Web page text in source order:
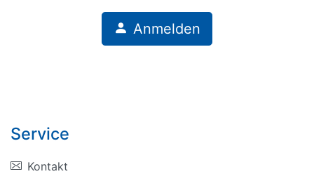
Anmelden
Service
Kontakt